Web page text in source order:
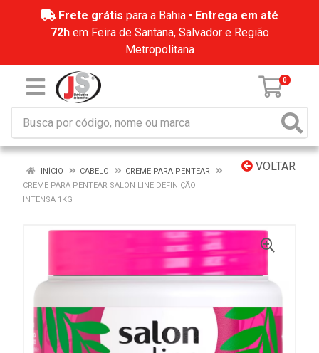
Frete grátis para a Bahia • Entrega em até
72hem Feira de Santana, Salvador e Região
Metropolitana
0
VOLTAR
INÍCIO CABELO
CREME PARA PENTEAR
CREME PARA PENTEAR SALON LINE DEFINIÇÃO
INTENSA 1KG